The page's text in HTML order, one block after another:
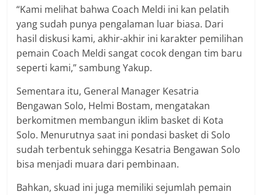
“Kami melihat bahwa Coach Meldi ini kan pelatih
yang sudah punya pengalaman luar biasa. Dari
hasil diskusi kami, akhir-akhir ini karakter pemilihan
pemain Coach Meldi sangat cocok dengan tim baru
seperti kami,” sambung Yakup.
Sementara itu, General Manager Kesatria
Bengawan Solo, Helmi Bostam, mengatakan
berkomitmen membangun iklim basket di Kota
Solo. Menurutnya saat ini pondasi basket di Solo
sudah terbentuk sehingga Kesatria Bengawan Solo
bisa menjadi muara dari pembinaan.
Bahkan, skuad ini juga memiliki sejumlah pemain